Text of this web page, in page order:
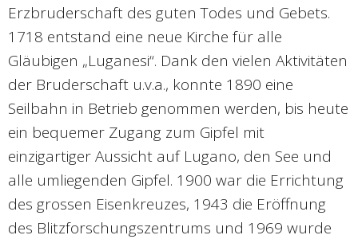
Erzbruderschaft des guten Todes und Gebets.
1718 entstand eine neue Kirche für alle
Gläubigen „Luganesi“. Dank den vielen Aktivitäten
der Bruderschaft u.v.a., konnte 1890 eine
Seilbahn in Betrieb genommen werden, bis heute
ein bequemer Zugang zum Gipfel mit
einzigartiger Aussicht auf Lugano, den See und
alle umliegenden Gipfel. 1900 war die Errichtung
des grossen Eisenkreuzes, 1943 die Eröffnung
des Blitzforschungszentrums und 1969 wurde